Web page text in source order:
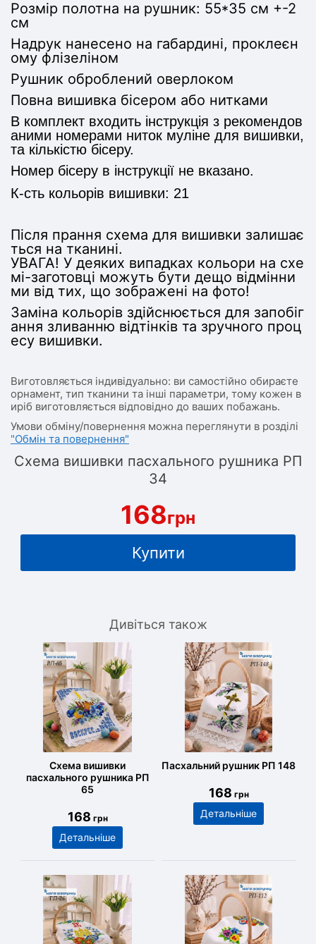
Розмір полотна на рушник: 55*35 см +-2
см
Надрук нанесено на габардині, проклеєн
ому флізеліном
Рушник оброблений оверлоком
Повна вишивка бісером або нитками
В комплект входить інструкція з рекомендов
аними номерами ниток муліне для вишивки,
та кількістю бісеру.
Номер бісеру в інструкції не вказано.
К-сть кольорів вишивки: 21
Після прання схема для вишивки залишає
ться на тканині.
УВАГА! У деяких випадках кольори на схе
мі-заготовці можуть бути дещо відмінни
ми від тих, що зображені на фото!
Заміна кольорів здійснюється для запобіг
ання зливанню відтінків та зручного проц
есу вишивки.
Виготовляється індивідуально: ви самостійно обираєте
орнамент, тип тканини та інші параметри, тому кожен в
иріб виготовляється відповідно до ваших побажань.
Умови обміну/повернення можна переглянути в розділі
"Обмін та повернення"
Схема вишивки пасхального рушника РП
34
168грн
Купити
Дивіться також
Схема вишивки
пасхального рушника РП
65
168 грн
Детальніше
Пасхальний рушник РП 148
168 грн
Детальніше